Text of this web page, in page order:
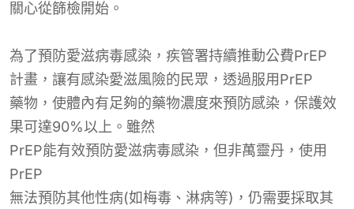
關心從篩檢開始。
為了預防愛滋病毒感染， 疾管署持續推動公費PrEP
計畫，讓有感染愛滋風險的民眾，透過服用PrEP
藥物，使體內有足夠的藥物濃度來預防感染，保護效
果可達90%以上。雖然
PrEP能有效預防愛滋病毒感染，但非萬靈丹，使用
PrEP
無法預防其他性病(如梅毒、淋病等)，仍需要採取其